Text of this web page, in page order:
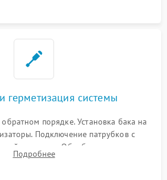
герметизация системы
порядке. Установка бака на
Подключение патрубков с
хомутами. Обработка стыков
возможных протечек воды.
Подробнее